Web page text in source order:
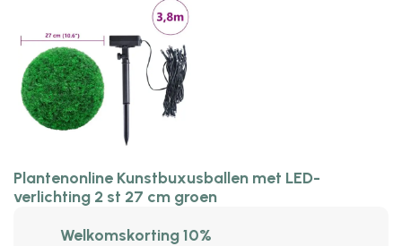
Plantenonline Kunstbuxusballen met LED-
verlichting 2 st 27 cm groen
Welkomskorting 10%